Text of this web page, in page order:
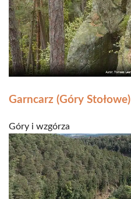
Garncarz (Góry Stołowe)
Góry i wzgórza